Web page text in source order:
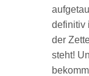
definitiv
der
steht!